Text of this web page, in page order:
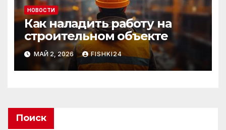
НОВОСТИ
Как наладить работу на
строительном объекте
МАЙ 2, 2026 FISHKI24
Поиск